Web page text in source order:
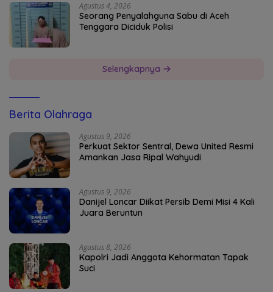
Agustus 4, 2026
Seorang Penyalahguna Sabu di Aceh
Tenggara Diciduk Polisi
Selengkapnya
Berita Olahraga
Agustus 9, 2026
Perkuat Sektor Sentral, Dewa United Resmi
Amankan Jasa Ripal Wahyudi
Agustus 9, 2026
Danijel Loncar Diikat Persib Demi Misi 4 Kali
Juara Beruntun
Agustus 8, 2026
Kapolri Jadi Anggota Kehormatan Tapak
Suci